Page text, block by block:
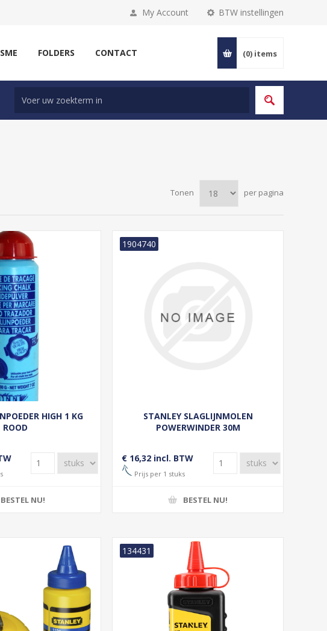
BTW instellingen
My Account
FOLDERS CONTACT (0) items
Tonen per pagina
HIGH 1 KG
ROOD
BESTEL NU!
STANLEY SLAGLIJNMOLEN
POWERWINDER 30M
1904740
€ 16,32 incl. BTW
Prijs per 1 stuks
BESTEL NU!
134431